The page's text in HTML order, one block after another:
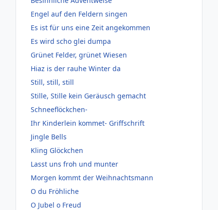
Engel auf den Feldern singen
Es ist für uns eine Zeit angekommen
Es wird scho glei dumpa
Grünet Felder, grünet Wiesen
Hiaz is der rauhe Winter da
Still, still, still
Stille, Stille kein Geräusch gemacht
Schneeflöckchen-
Ihr Kinderlein kommet- Griffschrift
Jingle Bells
Kling Glöckchen
Lasst uns froh und munter
Morgen kommt der Weihnachtsmann
O du Fröhliche
O Jubel o Freud